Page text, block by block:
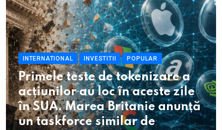
INTERNATIONAL INVESTITII POPULAR
Primele teste de tokenizare a
acțiunilor au loc în aceste zile
în SUA. Marea Britanie anunță
un taskforce similar de